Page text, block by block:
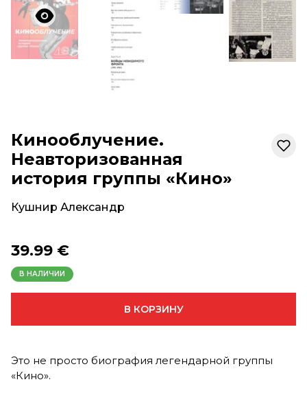
Кинооблучение.
Неавторизованная
история группы «Кино»
Кушнир Александр
39.99 €
В НАЛИЧИИ
В КОРЗИНУ
Это не просто биография легендарной группы
«Кино».